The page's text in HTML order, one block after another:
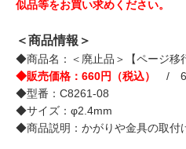
似品等をお買い求めください。
＜商品情報＞
◆商品名：＜廃止品＞【ページ移
◆販売価格：660円（税込）
/
◆型番：C8261-08
◆サイズ：φ2.4mm
◆商品説明：かがりや金具の取付